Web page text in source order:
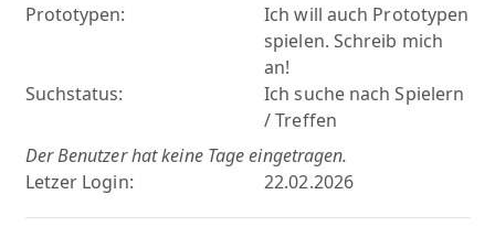
Prototypen:
Ich will auch Prototypen
spielen. Schreib mich
an!
Suchstatus:
Ich suche nach Spielern
/ Treffen
Der Benutzer hat keine Tage eingetragen.
Letzer Login:
22.02.2026